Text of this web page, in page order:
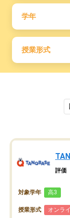
学年
授業形式
評価
対象学年 高3
授業形式 オンラ